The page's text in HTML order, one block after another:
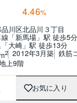
4.46%
川区北品川３丁目
「新馬場」駅 徒歩5分
大崎」駅 徒歩13分
2 2012年3月築 鉄筋
上9階
お気に入り